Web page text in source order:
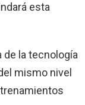
esta
la tecnología
mismo nivel